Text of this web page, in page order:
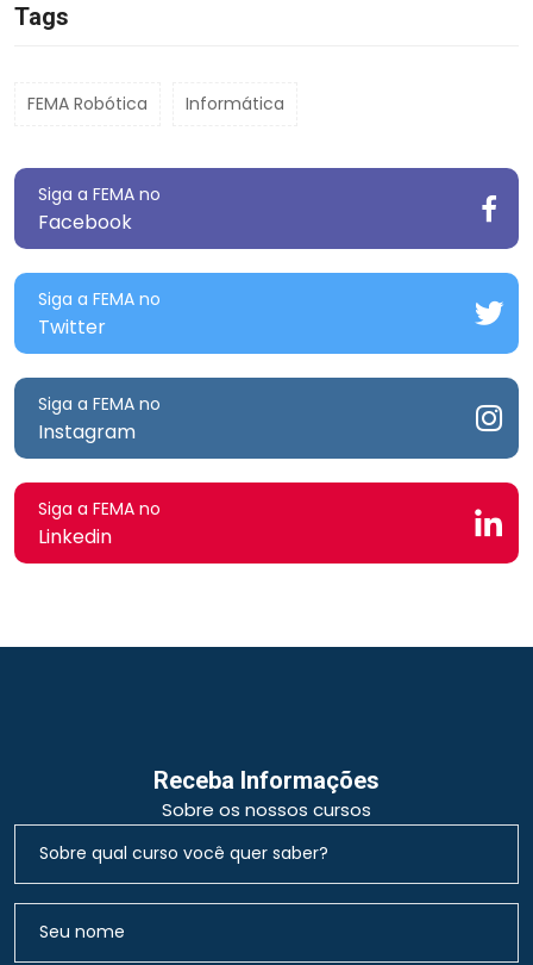
Tags
FEMA Robótica Informática
Siga a FEMA no
Facebook
Siga a FEMA no
Twitter
Siga a FEMA no
Instagram
Siga a FEMA no
Linkedin
Receba Informações
Sobre os nossos cursos